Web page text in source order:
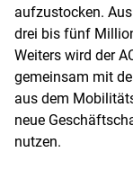
aufzustocken.
drei bis fünf
Weiters wird der
gemeinsam mit
aus dem
neue
nutzen.